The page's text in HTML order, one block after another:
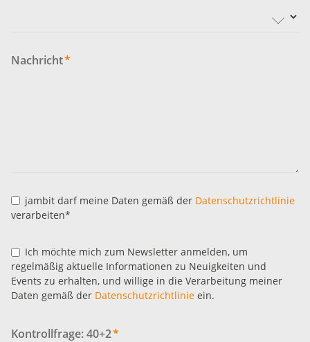
Nachricht*
jambit darf meine Daten gemäß der Datenschutzrichtlinie
verarbeiten*
Ich möchte mich zum Newsletter anmelden, um
regelmäßig aktuelle Informationen zu Neuigkeiten und
Events zu erhalten, und willige in die Verarbeitung meiner
Daten gemäß der Datenschutzrichtlinie ein.
Kontrollfrage: 40+2*